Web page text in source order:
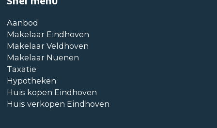
Aanbod
Makelaar Eindhoven
Makelaar Veldhoven
Makelaar Nuenen
Taxatie
Hypotheken
Huis kopen Eindhoven
Huis verkopen Eindhoven